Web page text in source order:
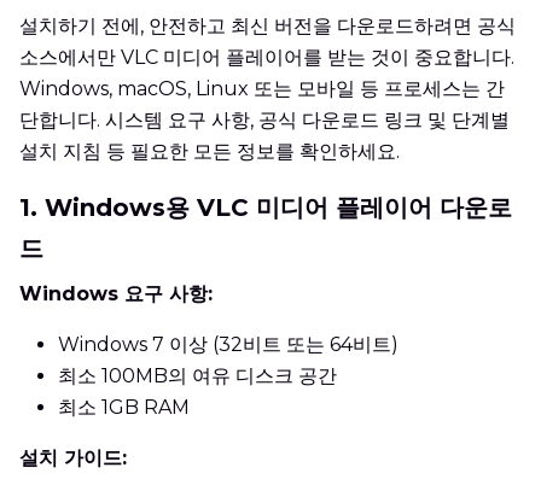
설치하기 전에, 안전하고 최신 버전을 다운로드하려면 공식
소스에서만 VLC 미디어 플레이어를 받는 것이 중요합니다.
Windows, macOS, Linux 또는 모바일 등 프로세스는 간
단합니다. 시스템 요구 사항, 공식 다운로드 링크 및 단계별
설치 지침 등 필요한 모든 정보를 확인하세요.
1. Windows용 VLC 미디어 플레이어 다운로
드
Windows 요구 사항:
Windows 7 이상 (32비트 또는 64비트)
최소 100MB의 여유 디스크 공간
최소 1GB RAM
설치 가이드: